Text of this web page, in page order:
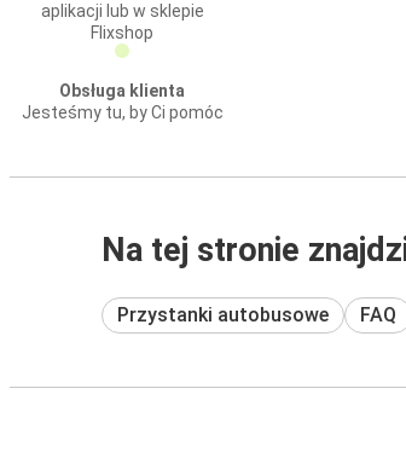
aplikacji lub w sklepie
Flixshop
Obsługa klienta
Jesteśmy tu, by Ci pomóc
Na tej stronie
Przystanki autobusowe FAQ